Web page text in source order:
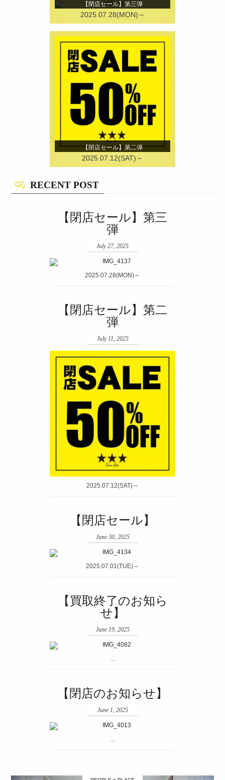
【閉店セール】第三弾
2025.07.28(MON)～
【閉店セール】第二弾
2025.07.12(SAT)～
RECENT POST
【閉店セール】第三
弾
July 27, 2025
2025.07.28(MON)～
【閉店セール】第二
弾
July 11, 2025
2025.07.12(SAT)～
【閉店セール】
June 30, 2025
2025.07.01(TUE)～
【買取終了のお知ら
せ】
June 19, 2025
...
【閉店のお知らせ】
June 1, 2025
...